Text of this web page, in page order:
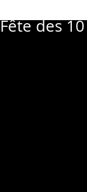
Fête des